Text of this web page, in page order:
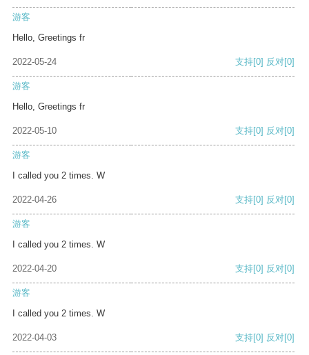
游客
Hello, Greetings fr
2022-05-24 支持[0] 反对[0]
游客
Hello, Greetings fr
2022-05-10 支持[0] 反对[0]
游客
I called you 2 times. W
2022-04-26 支持[0] 反对[0]
游客
I called you 2 times. W
2022-04-20 支持[0] 反对[0]
游客
I called you 2 times. W
2022-04-03 支持[0] 反对[0]